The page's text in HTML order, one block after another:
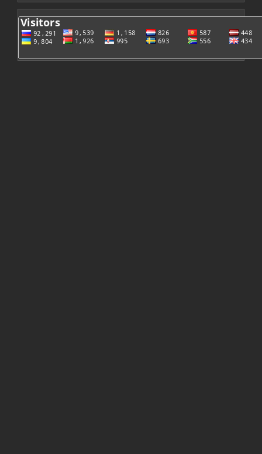
»Клуб любителей фанатской литературы "МагШоп"
»Новости
создать форум